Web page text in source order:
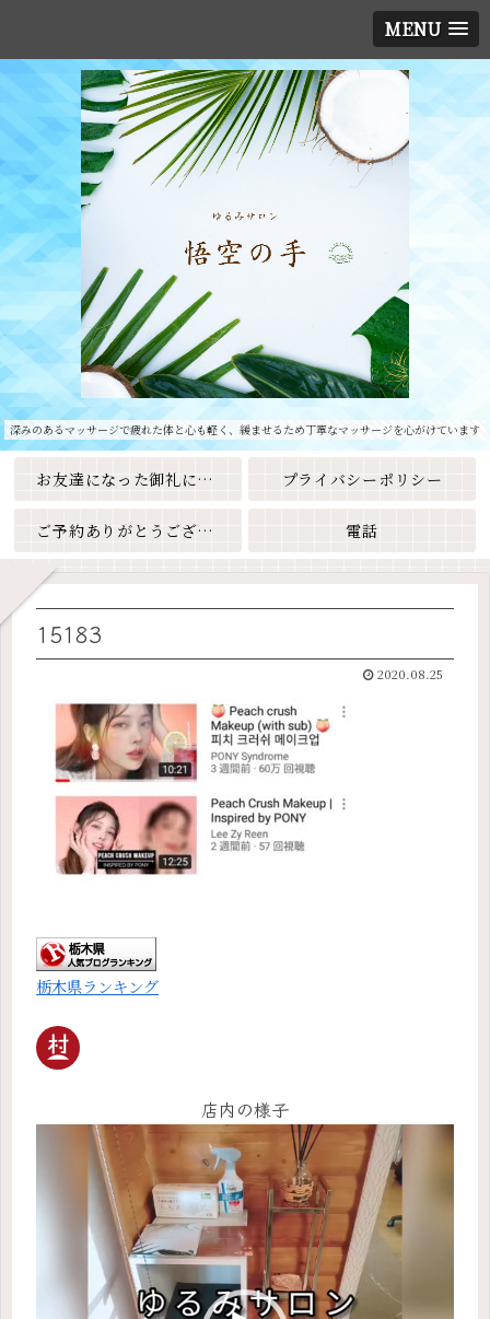
MENU
深みのあるマッサージで疲れた体と心も軽く、緩ませるため丁寧なマッサージを心がけています
お友達になった御礼に素敵なクーポンをプレゼント🎁 プライバシーポリシー
ご予約ありがとうございます 電話
15183
2020.08.25
栃木県ランキング
店内の様子